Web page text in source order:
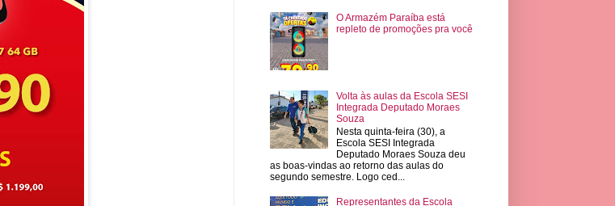
O Armazém Paraíba está
repleto de promoções pra você
Volta às aulas da Escola SESI
Integrada Deputado Moraes
Souza
Nesta quinta-feira (30), a
Escola SESI Integrada
Deputado Moraes Souza deu
as boas-vindas ao retorno das aulas do
segundo semestre. Logo ced...
Representantes da Escola